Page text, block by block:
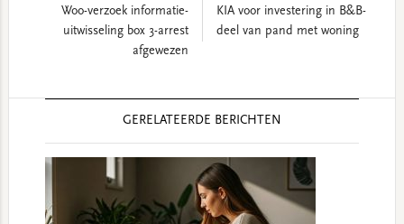
Woo-verzoek informatie-
uitwisseling box 3-arrest
afgewezen
KIA voor investering in B&B-
deel van pand met woning
GERELATEERDE BERICHTEN